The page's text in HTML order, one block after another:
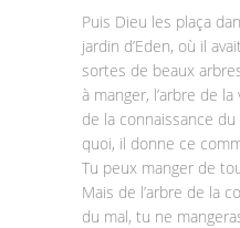
Puis Dieu les plaça
jardin d’Eden, où il
sortes de beaux
à manger, l’arbre de
de la connaissance
quoi, il donne ce
Tu peux manger de
Mais de l’arbre de la
du mal, tu ne